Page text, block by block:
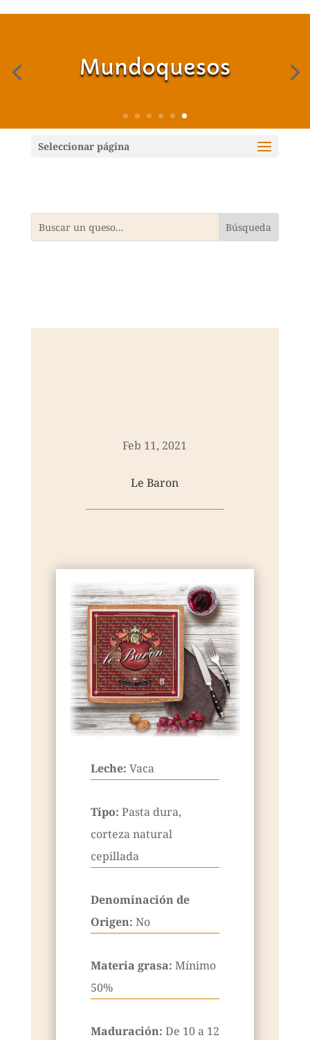
Mundoquesos
Seleccionar página
Feb 11, 2021
Le Baron
Leche: Vaca
Tipo: Pasta dura,
corteza natural
cepillada
Denominación de
Origen: No
Materia grasa: Mínimo
50%
Maduración: De 10 a 12